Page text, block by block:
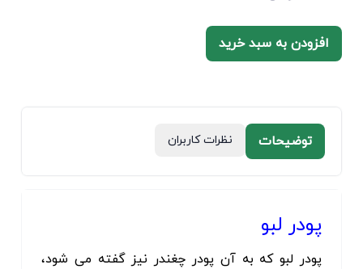
افزودن به سبد خرید
توضیحات نظرات کاربران
پودر لبو
پودر لبو که به آن پودر چغندر نیز گفته می شود،